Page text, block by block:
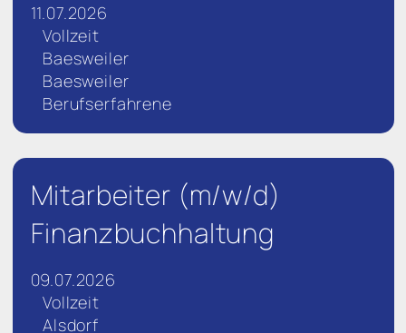
11.07.2026
Vollzeit
Baesweiler
Baesweiler
Berufserfahrene
Mitarbeiter (m/w/d)
Finanzbuchhaltung
09.07.2026
Vollzeit
Alsdorf